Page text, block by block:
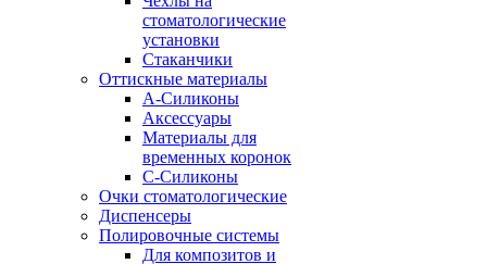
стоматологические
установки
Стаканчики
Оттискные материалы
А-Силиконы
Аксессуары
Материалы для
временных коронок
С-Силиконы
Очки стоматологические
Диспенсеры
Полировочные системы
Для композитов и